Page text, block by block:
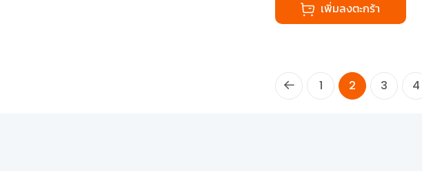
เพิ่มลงตะกร้า
1 2 3 4